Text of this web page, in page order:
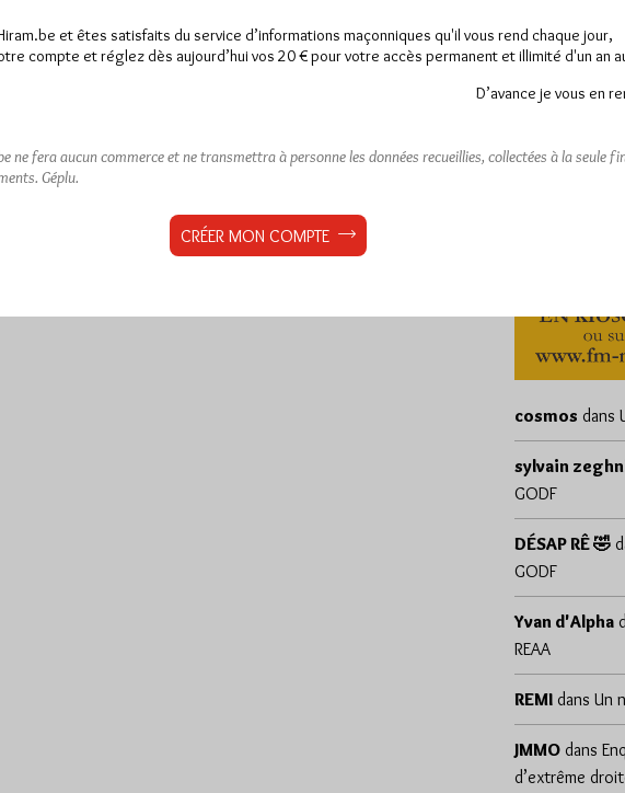
cosmos dans
sylvain
GODF
DÉSAP RÊ 🤣
GODF
Yvan d'Alpha
REAA
REMI dans Un
JMMO dans
d’extrême
et êtes satisfaits du service d’informations maçonniques qu'il vous rend chaque jour,
compte et réglez dès aujourd’hui vos 20 € pour votre accès permanent et illimité d'un an
D’avance je vous en
ne fera aucun commerce et ne transmettra à personne les données recueillies, collectées à la seule
Géplu.
CRÉER MON COMPTE